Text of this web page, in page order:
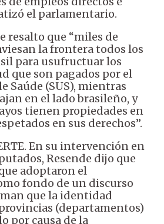
el parlamentario.
resalto que “miles de
la frontera todos los
para usufructuar los
que son pagados por el
Saúde (SUS), mientras
en el lado brasileño, y
tienen propiedades en
en sus derechos”.
En su intervención en
Resende dijo que
adoptaron el
fondo de un discurso
que la identidad
(departamentos)
por causa de la